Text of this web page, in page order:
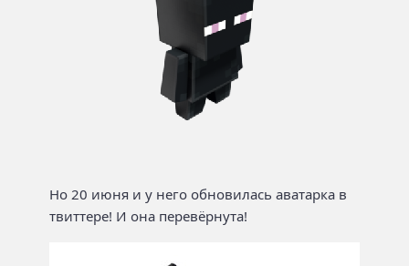
Но 20 июня и у него обновилась аватарка в
твиттере! И она перевёрнута!